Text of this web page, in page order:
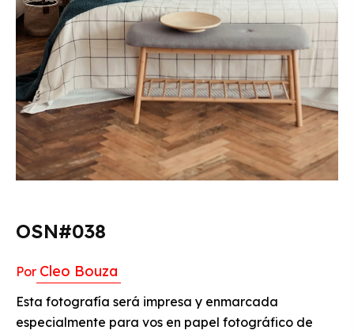
OSN#038
Por Cleo Bouza
Esta fotografía será impresa y enmarcada
especialmente para vos en papel fotográfico de